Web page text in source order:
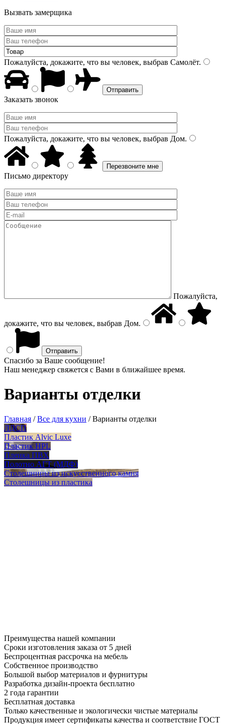
Вызвать замерщика
Пожалуйста, докажите, что вы человек, выбрав Самолёт.
Заказать звонок
Пожалуйста, докажите, что вы человек, выбрав Дом.
Письмо директору
Пожалуйста,
докажите, что вы человек, выбрав Дом.
Спасибо за Ваше сообщение!
Наш менеджер свяжется с Вами в ближайшее время.
Варианты отделки
Главная /Все для кухни /Варианты отделки
ЛДСП
Пластик Alvic Luxe
Пластик HPL
Пленка ПВХ
Полотно АГТ (МДФ)
Столешницы из искусственного камня
Столешницы из пластика
Преимущества нашей компании
Сроки изготовления заказа от 5 дней
Беспроцентная рассрочка на мебель
Собственное производство
Большой выбор материалов и фурнитуры
Разработка дизайн-проекта бесплатно
2 года гарантии
Бесплатная доставка
Только качественные и экологически чистые материалы
Продукция имеет сертификаты качества и соответствие ГОСТ